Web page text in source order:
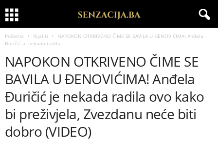
Početna Rijaliti
NAPOKON OTKRIVENO ČIME SE BAVILA U ĐENOVIĆIMA! Anđela
Đuričić je nekada radila...
NAPOKON OTKRIVENO ČIME SE
BAVILA U ĐENOVIĆIMA! Anđela
Đuričić je nekada radila ovo kako
bi preživjela, Zvezdanu neće biti
dobro (VIDEO)